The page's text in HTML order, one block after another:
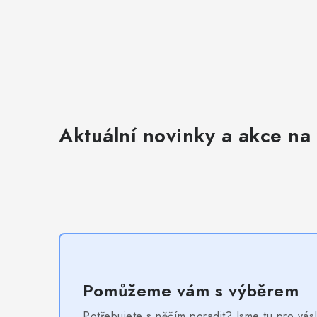
Aktuální novinky a akce na
Pomůžeme vám s výběrem